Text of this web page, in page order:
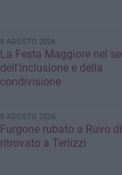
8 AGOSTO 2026
La Festa Maggiore nel
dell’inclusione e della
condivisione
8 AGOSTO 2026
Furgone rubato a Ruvo
ritrovato a Terlizzi